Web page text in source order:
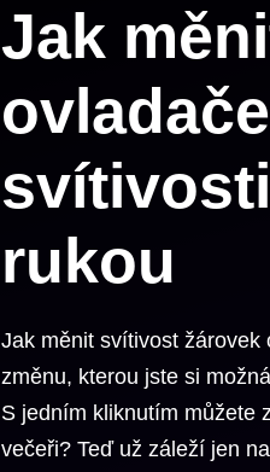
Jak
rukou
Jak měnit svítivost
změnu, kterou jste si
S jedním kliknutím můžete
večeři? Teď už záleží jen